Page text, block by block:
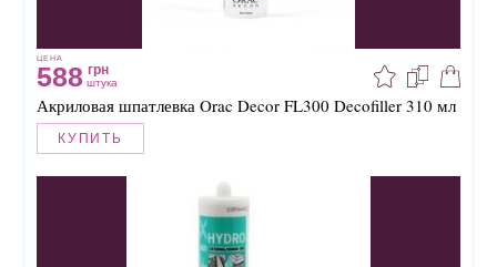
ЦЕНА
588 грн
штука
Акриловая шпатлевка Orac Decor FL300 Decofiller 310 мл
КУПИТЬ